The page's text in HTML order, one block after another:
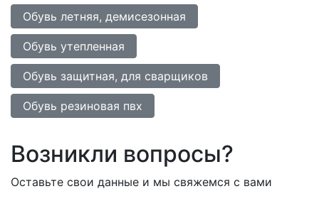
Обувь летняя, демисезонная
Обувь утепленная
Обувь защитная, для сварщиков
Обувь резиновая пвх
Возникли вопросы?
Оставьте свои данные и мы свяжемся с вами